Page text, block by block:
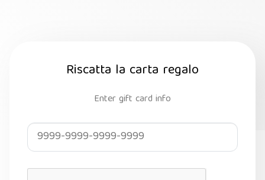
Riscatta la carta regalo
Enter gift card info